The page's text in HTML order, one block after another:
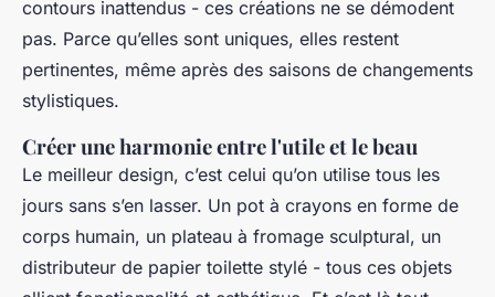
contours inattendus - ces créations ne se démodent
pas. Parce qu’elles sont uniques, elles restent
pertinentes, même après des saisons de changements
stylistiques.
Créer une harmonie entre l'utile et le beau
Le meilleur design, c’est celui qu’on utilise tous les
jours sans s’en lasser. Un pot à crayons en forme de
corps humain, un plateau à fromage sculptural, un
distributeur de papier toilette stylé - tous ces objets